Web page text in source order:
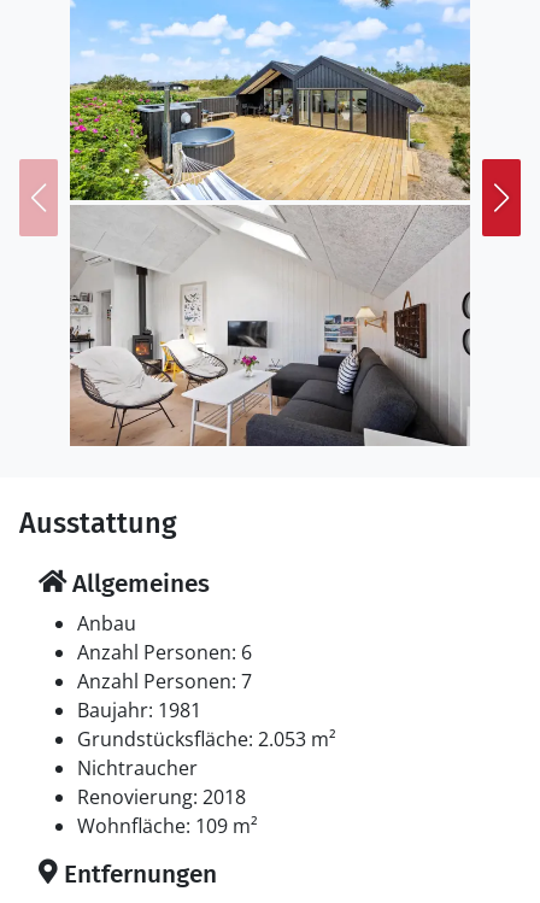
Ausstattung
Allgemeines
Anbau
Anzahl Personen: 6
Anzahl Personen: 7
Baujahr: 1981
Grundstücksfläche: 2.053 m²
Nichtraucher
Renovierung: 2018
Wohnfläche: 109 m²
Entfernungen